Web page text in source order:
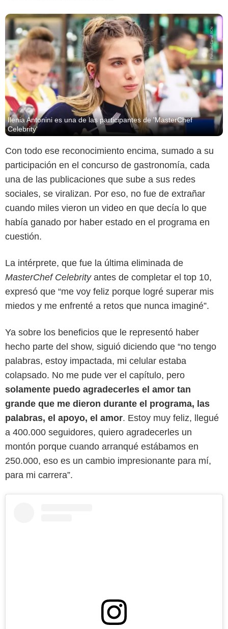
Ilenia Antonini es una de las participantes de 'MasterChef
Celebrity'
Con todo ese reconocimiento encima, sumado a su
participación en el concurso de gastronomía, cada
una de las publicaciones que sube a sus redes
sociales, se viralizan. Por eso, no fue de extrañar
cuando miles vieron un video en que decía lo que
había ganado por haber estado en el programa en
cuestión.
La intérprete, que fue la última eliminada de
MasterChef Celebrityantes de completar el top 10,
expresó que “me voy feliz porque logré superar mis
miedos y me enfrenté a retos que nunca imaginé”.
Ya sobre los beneficios que le representó haber
hecho parte del show, siguió diciendo que “no tengo
palabras, estoy impactada, mi celular estaba
colapsado. No me pude ver el capítulo, pero
solamente puedo agradecerles el amor tan
grande que me dieron durante el programa, las
palabras, el apoyo, el amor. Estoy muy feliz, llegué
a 400.000 seguidores, quiero agradecerles un
montón porque cuando arranqué estábamos en
250.000, eso es un cambio impresionante para mí,
para mi carrera”.